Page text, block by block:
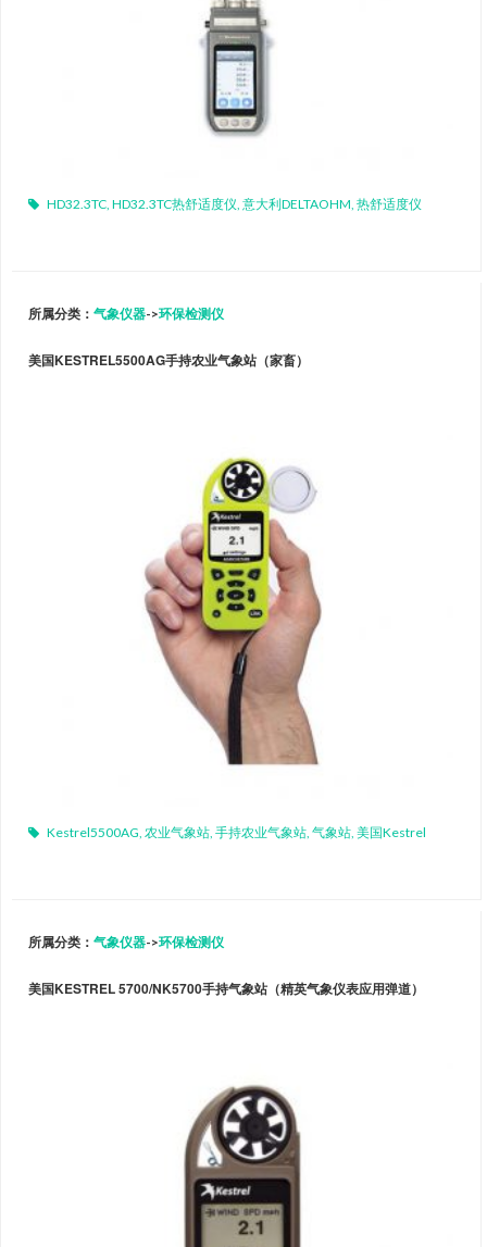
HD32.3TC HD32.3TC热舒适度仪 意大利DELTAOHM 热舒适度仪
所属分类： 气象仪器->环保检测仪
美国KESTREL5500AG手持农业气象站（家畜）
Kestrel5500AG 农业气象站 手持农业气象站 气象站 美国Kestrel
所属分类： 气象仪器->环保检测仪
美国KESTREL 5700/NK5700手持气象站（精英气象仪表应用弹道）